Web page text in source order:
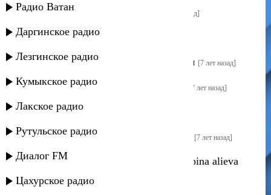
Радио Ватан
Даргинское радио
Лезгинское радио
Кумыкское радио
Лакское радио
Рутульское радио
Диалог FM
Цахурское радио
Кристина - Сердце на восток [7 лет назад]
Ильяс Аюбов - Дахар
Тимур Темиров - Все с каждым днем [7 лет назад]
Алан Цидаев - Моя родина-кавказ! [7 лет назад]
Ruminia - Jinema
Гусейн Юсупов - Дагестанка (super) [7 лет назад]
Renat sabina alieva huvstva - Renat sabina alieva
huvstva